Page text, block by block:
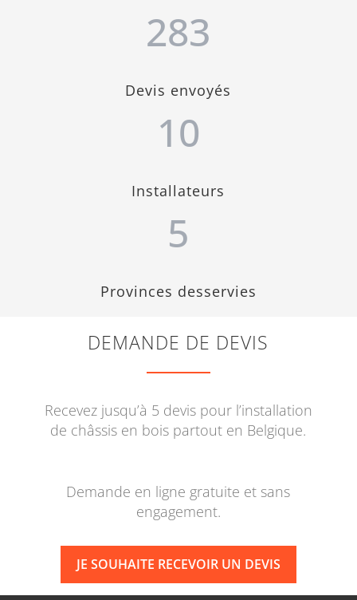
283
Devis envoyés
10
Installateurs
5
Provinces desservies
DEMANDE DE DEVIS
Recevez jusqu’à 5 devis pour l’installation
de châssis en bois partout en Belgique.
Demande en ligne gratuite et sans
engagement.
JE SOUHAITE RECEVOIR UN DEVIS